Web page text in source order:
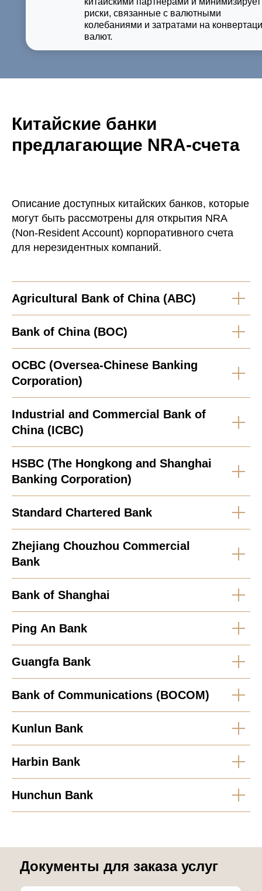
риски, связанные с валютными
колебаниями и затратами на
валют.
Китайские банки
предлагающие NRA-счета
Описание доступных китайских банков, которые
могут быть рассмотрены для открытия NRA
(Non-Resident Account) корпоративного счета
для нерезидентных компаний.
Agricultural Bank of China (ABC)
Bank of China (BOC)
OCBC (Oversea-Chinese Banking
Corporation)
Industrial and Commercial Bank of
China (ICBC)
HSBC (The Hongkong and Shanghai
Banking Corporation)
Standard Chartered Bank
Zhejiang Chouzhou Commercial
Bank
Bank of Shanghai
Ping An Bank
Guangfa Bank
Bank of Communications (BOCOM)
Kunlun Bank
Harbin Bank
Hunchun Bank
Документы для заказа услуг